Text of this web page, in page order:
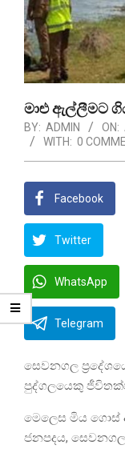
මාළු ඇල්ලීමට
BY: ADMIN ON:
WITH: 0
Facebook
Twitter
WhatsApp
Telegram
සෙවනගල
පුද්ගලයෙකු
මෙලෙස මිය ගොස්
ජනපදය, සෙවනගල